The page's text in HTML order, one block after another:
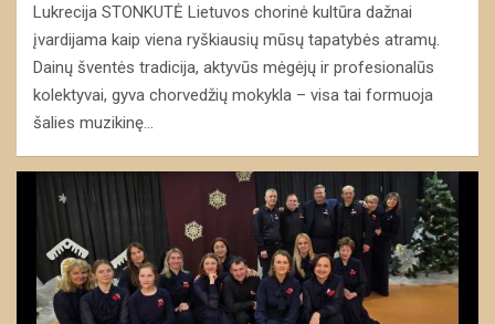
Lukrecija STONKUTĖ Lietuvos chorinė kultūra dažnai
įvardijama kaip viena ryškiausių mūsų tapatybės atramų.
Dainų šventės tradicija, aktyvūs mėgėjų ir profesionalūs
kolektyvai, gyva chorvedžių mokykla – visa tai formuoja
šalies muzikinę…